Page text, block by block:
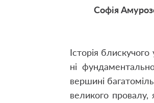
Софія
Історія
ні
вершині
великого